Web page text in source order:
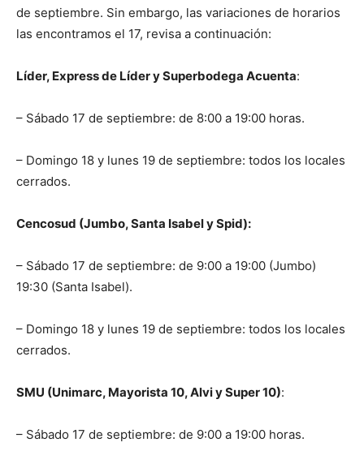
de septiembre. Sin embargo, las variaciones de horarios
las encontramos el 17, revisa a continuación:
Líder, Express de Líder y Superbodega Acuenta:
– Sábado 17 de septiembre: de 8:00 a 19:00 horas.
– Domingo 18 y lunes 19 de septiembre: todos los locales
cerrados.
Cencosud (Jumbo, Santa Isabel y Spid):
– Sábado 17 de septiembre: de 9:00 a 19:00 (Jumbo)
19:30 (Santa Isabel).
– Domingo 18 y lunes 19 de septiembre: todos los locales
cerrados.
SMU (Unimarc, Mayorista 10, Alvi y Super 10):
– Sábado 17 de septiembre: de 9:00 a 19:00 horas.